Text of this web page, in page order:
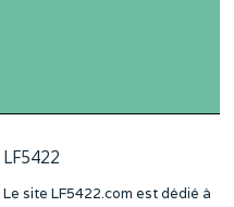
LF5422
Le site LF5422.com est dédié à